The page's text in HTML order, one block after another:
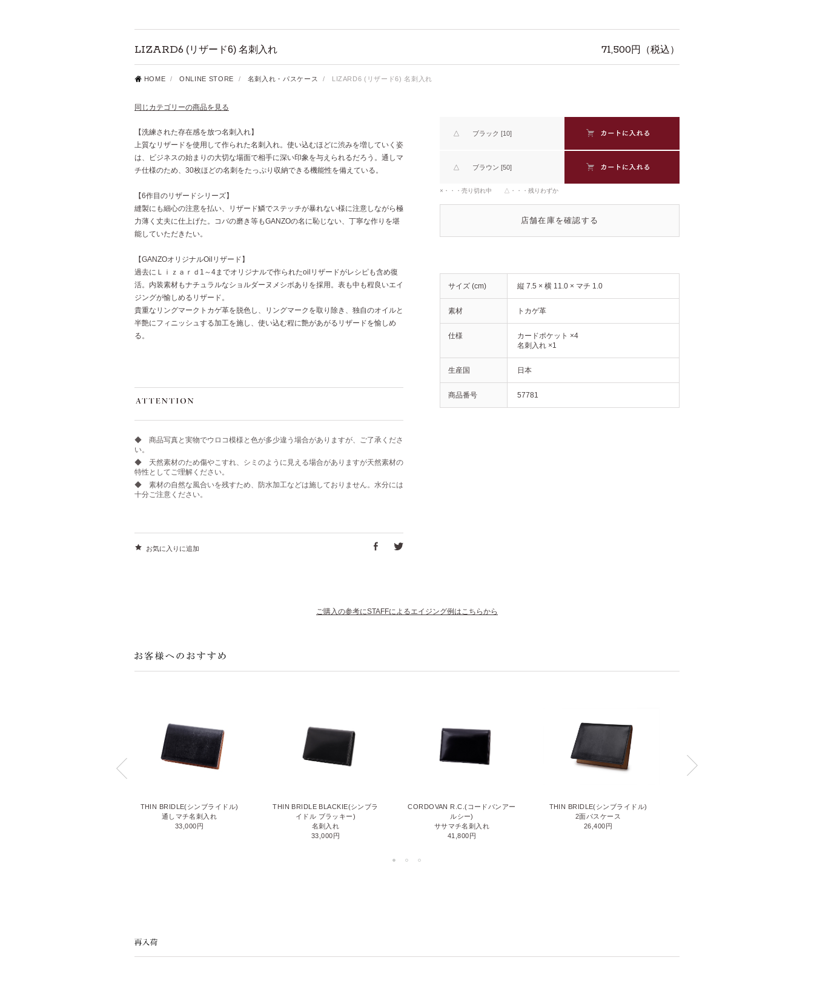
LIZARD6 (リザード6) 名刺入れ 71,500円（税込）
HOME / ONLINE STORE / 名刺入れ・パスケース / LIZARD6 (リザード6) 名刺入れ
同じカテゴリーの商品を見る
【洗練された存在感を放つ名刺入れ】
上質なリザードを使用して作られた名刺入れ。使い込むほどに渋みを増していく姿
は、ビジネスの始まりの大切な場面で相手に深い印象を与えられるだろう。通しマ
チ仕様のため、30枚ほどの名刺をたっぷり収納できる機能性を備えている。
【6作目のリザードシリーズ】
縫製にも細心の注意を払い、リザード鱗でステッチが暴れない様に注意しながら極
力薄く丈夫に仕上げた。コバの磨き等もGANZOの名に恥じない、丁寧な作りを堪
能していただきたい。
【GANZOオリジナルOilリザード】
過去にＬｉｚａｒｄ1～4までオリジナルで作られたoilリザードがレシピも含め復
活。内装素材もナチュラルなショルダーヌメシボありを採用。表も中も程良いエイ
ジングが愉しめるリザード。
貴重なリングマークトカゲ革を脱色し、リングマークを取り除き、独自のオイルと
半艶にフィニッシュする加工を施し、使い込む程に艶があがるリザードを愉しめ
る。
◆ 商品写真と実物でウロコ模様と色が多少違う場合がありますが、ご了承くださ
い。
◆ 天然素材のため傷やこすれ、シミのように見える場合がありますが天然素材の
特性としてご理解ください。
◆ 素材の自然な風合いを残すため、防水加工などは施しておりません。水分には
十分ご注意ください。
お気に入りに追加
△ ブラック [10]
△ ブラウン [50]
×・・・売り切れ中 △・・・残りわずか
店舗在庫を確認する
サイズ (cm) 縦 7.5 × 横 11.0 × マチ 1.0
素材 トカゲ革
仕様
カードポケット ×4
名刺入れ ×1
生産国 日本
商品番号 57781
ご購入の参考にSTAFFによるエイジング例はこちらから
THIN BRIDLE(シンブライドル)
通しマチ名刺入れ
33,000円
THIN BRIDLE BLACKIE(シンブラ
イドル ブラッキー)
名刺入れ
33,000円
CORDOVAN R.C.(コードバンアー
ルシー)
ササマチ名刺入れ
41,800円
THIN BRIDLE(シンブライドル)
2面パスケース
26,400円